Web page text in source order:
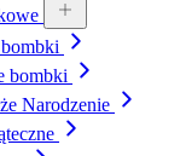
bombki
Narodzenie